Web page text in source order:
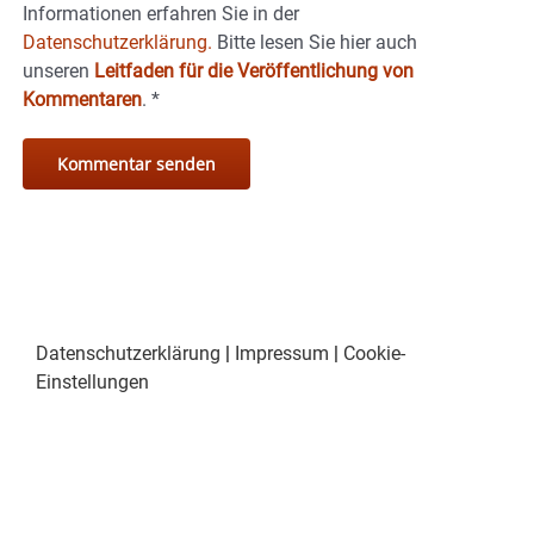
Informationen erfahren Sie in der
Datenschutzerklärung. Bitte lesen Sie hier auch
unseren Leitfaden für die Veröffentlichung von
Kommentaren. *
Datenschutzerklärung Impressum
Cookie-
Einstellungen